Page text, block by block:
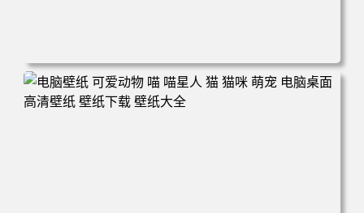
电脑壁纸 动漫 冬季 公交车 朱迪狐尼克 4K 电脑壁纸 3840x2
160 电脑桌面 高清壁纸 壁纸下载 壁纸大全